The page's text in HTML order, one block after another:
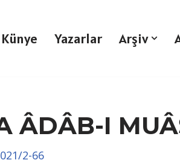
Künye Yazarlar Arşiv
ÂDÂB-I
2-66